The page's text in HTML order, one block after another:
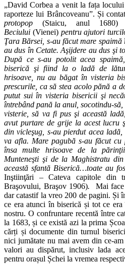
„David Corbea a venit la fața locului
raporteze lui Brâncoveanu”. Și
protopop(Staicu, anul 1680)
Beciului (Vienei) pentru ajutori
Ţara Bărsei, s-au făcut mare
au dus în Cetate.Aşijdere au dus şi
După ce s-au potolit acea
biserică şi fiind la o ladă de
hrisoave, nu au băgat în visteria
prescurile, ca să stea acolo pănă a
putut sui în visteria bisericii şi
întrebând pană la anul, socotindu-
visterie, să va fi pus şi această
avut purtare de grije la acest lucru
din vicleşug, s-au pierdut acea
va afla. Mare pagubă s-au făcut
însa multe hrisoave de la
Munteneşti şi de la Maghistratu
această sfantă Biserică…toate au
Inştiinţări – Cateva capitole din
Braşovului, Braşov 1906). Mai face
dar catastif la vreo 200 de pagini. Și
ce era atunci în biserică și tot ce
nostru. O confruntare recentă între
la 1683, și ce există azi la prima
cărți și documente din turnul
nici jumătate nu mai avem din ce-
valori au dispărut, inclusiv lada
pentru orașul Șchei la vremea